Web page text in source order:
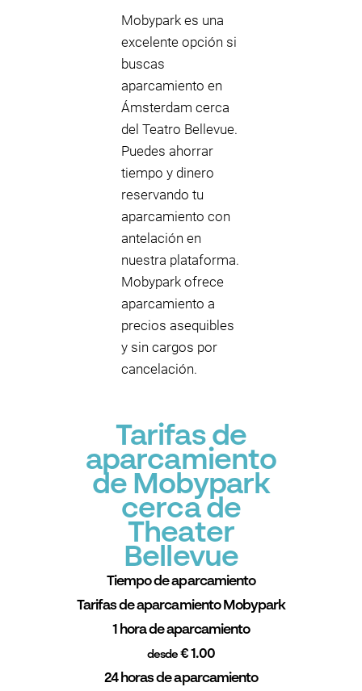
Mobypark es una
excelente opción si
buscas
aparcamiento en
Ámsterdam cerca
del Teatro Bellevue.
Puedes ahorrar
tiempo y dinero
reservando tu
aparcamiento con
antelación en
nuestra plataforma.
Mobypark ofrece
aparcamiento a
precios asequibles
y sin cargos por
cancelación.
Tarifas de
aparcamiento
de Mobypark
cerca de
Theater
Bellevue
Tiempo de aparcamiento
Tarifas de aparcamiento Mobypark
1 hora de aparcamiento
desde€ 1.00
24 horas de aparcamiento